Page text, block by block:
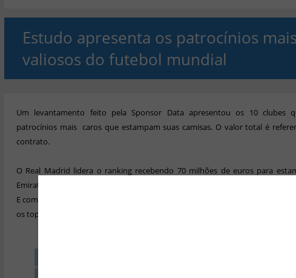
Estudo apresenta os patrocínios mais
valiosos do futebol mundial
Um levantamento feito pela Sponsor Data apresentou os 10 clubes
patrocínios mais caros que estampam suas camisas. O valor total é
contrato.
O Real Madrid lidera o ranking recebendo 70 milhões de euros para
Emirates. O segundo lugar pertence ao Paris Saint-Germain com o
E com o novo acordo entre o Barcelona e o Spotify, o clube espanhol passa
os top 3.